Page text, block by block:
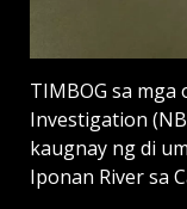
TIMBOG sa
Investigation
kaugnay ng di
Iponan River sa